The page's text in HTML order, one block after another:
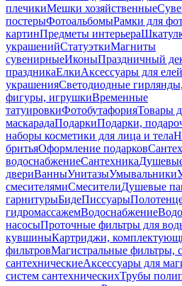
плечикиМешки хозяйственные
постерыФотоальбомыРамки для
картинПредметы интерьера
украшенийСтатуэткиМагниты
сувенирныеИконыПраздничный
праздникаЕлкиАксессуары для
украшенияСветодиодные
фигуры, игрушкиВременные
татуировкиФотобутафорияТовары
маскарадаПодаркиПодарки,
наборы косметики для лица и тела
бритьяОформление подарков
водоснабжениеСантехника
двериВанныУнитазыУмывальники
смесителямиСмесителиДушевые
гарнитурыБидеПиссуары
гидромассажемВодоснабжение
насосыПроточные фильтры для
кувшиныКартриджи,
фильтровМагистральные фильтры,
сантехническиеАксессуары для
систем сантехническихТрубы